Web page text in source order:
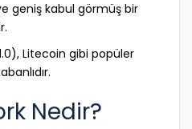
geniş kabul görmüş bir
Litecoin gibi popüler
Nedir?